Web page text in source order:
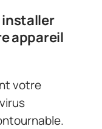
appareil
votre